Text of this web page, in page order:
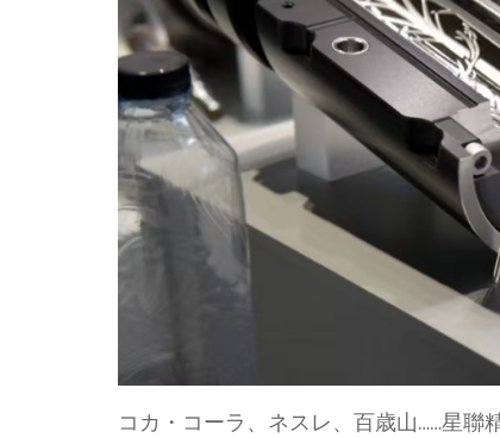
コカ・コーラ、ネスレ、百歳山……星聯